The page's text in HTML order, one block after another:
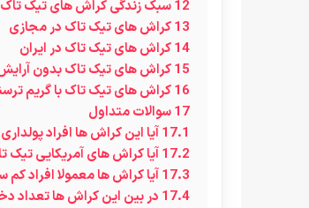
12سبک زندگی کراش های تیک تاک
13کراش های تیک تاک در مجازی
14کراش های تیک تاک در ایران
15کراش های تیک تاک بدون
16کراش های تیک تاک با گریم
17سوالات متداول
17.1آیا این کراش ها افراد
17.2آیا کراش های آمریکایی
17.3آیا کراش ها معمولا افراد
17.4 در بین این کراش ها تعداد